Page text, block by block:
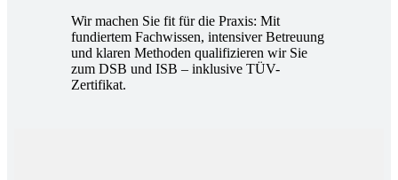
Wir machen Sie fit für die Praxis: Mit
fundiertem Fachwissen, intensiver Betreuung
und klaren Methoden qualifizieren wir Sie
zum DSB und ISB – inklusive TÜV-
Zertifikat.